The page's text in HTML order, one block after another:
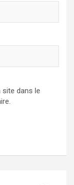
dans le